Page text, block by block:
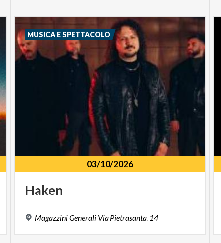
03/10/2026
Haken
MagazziniGenerali Via Pietrasanta, 14
MUSICA E SPETTACOLO